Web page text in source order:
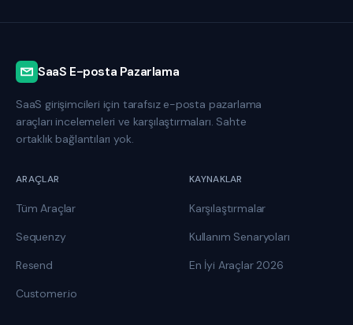
SaaS E-posta Pazarlama
SaaS girişimcileri için tarafsız e-posta pazarlama
araçları incelemeleri ve karşılaştırmaları. Sahte
ortaklık bağlantıları yok.
ARAÇLAR
Tüm Araçlar
Sequenzy
Resend
Customer.io
KAYNAKLAR
Karşılaştırmalar
Kullanım Senaryoları
En İyi Araçlar 2026